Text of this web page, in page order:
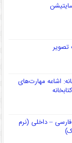
تصویر
اشاعه مهارت‌های
فارسی – داخلی (نرم